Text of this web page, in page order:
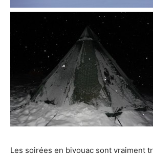
Les soirées en bivouac sont vraiment